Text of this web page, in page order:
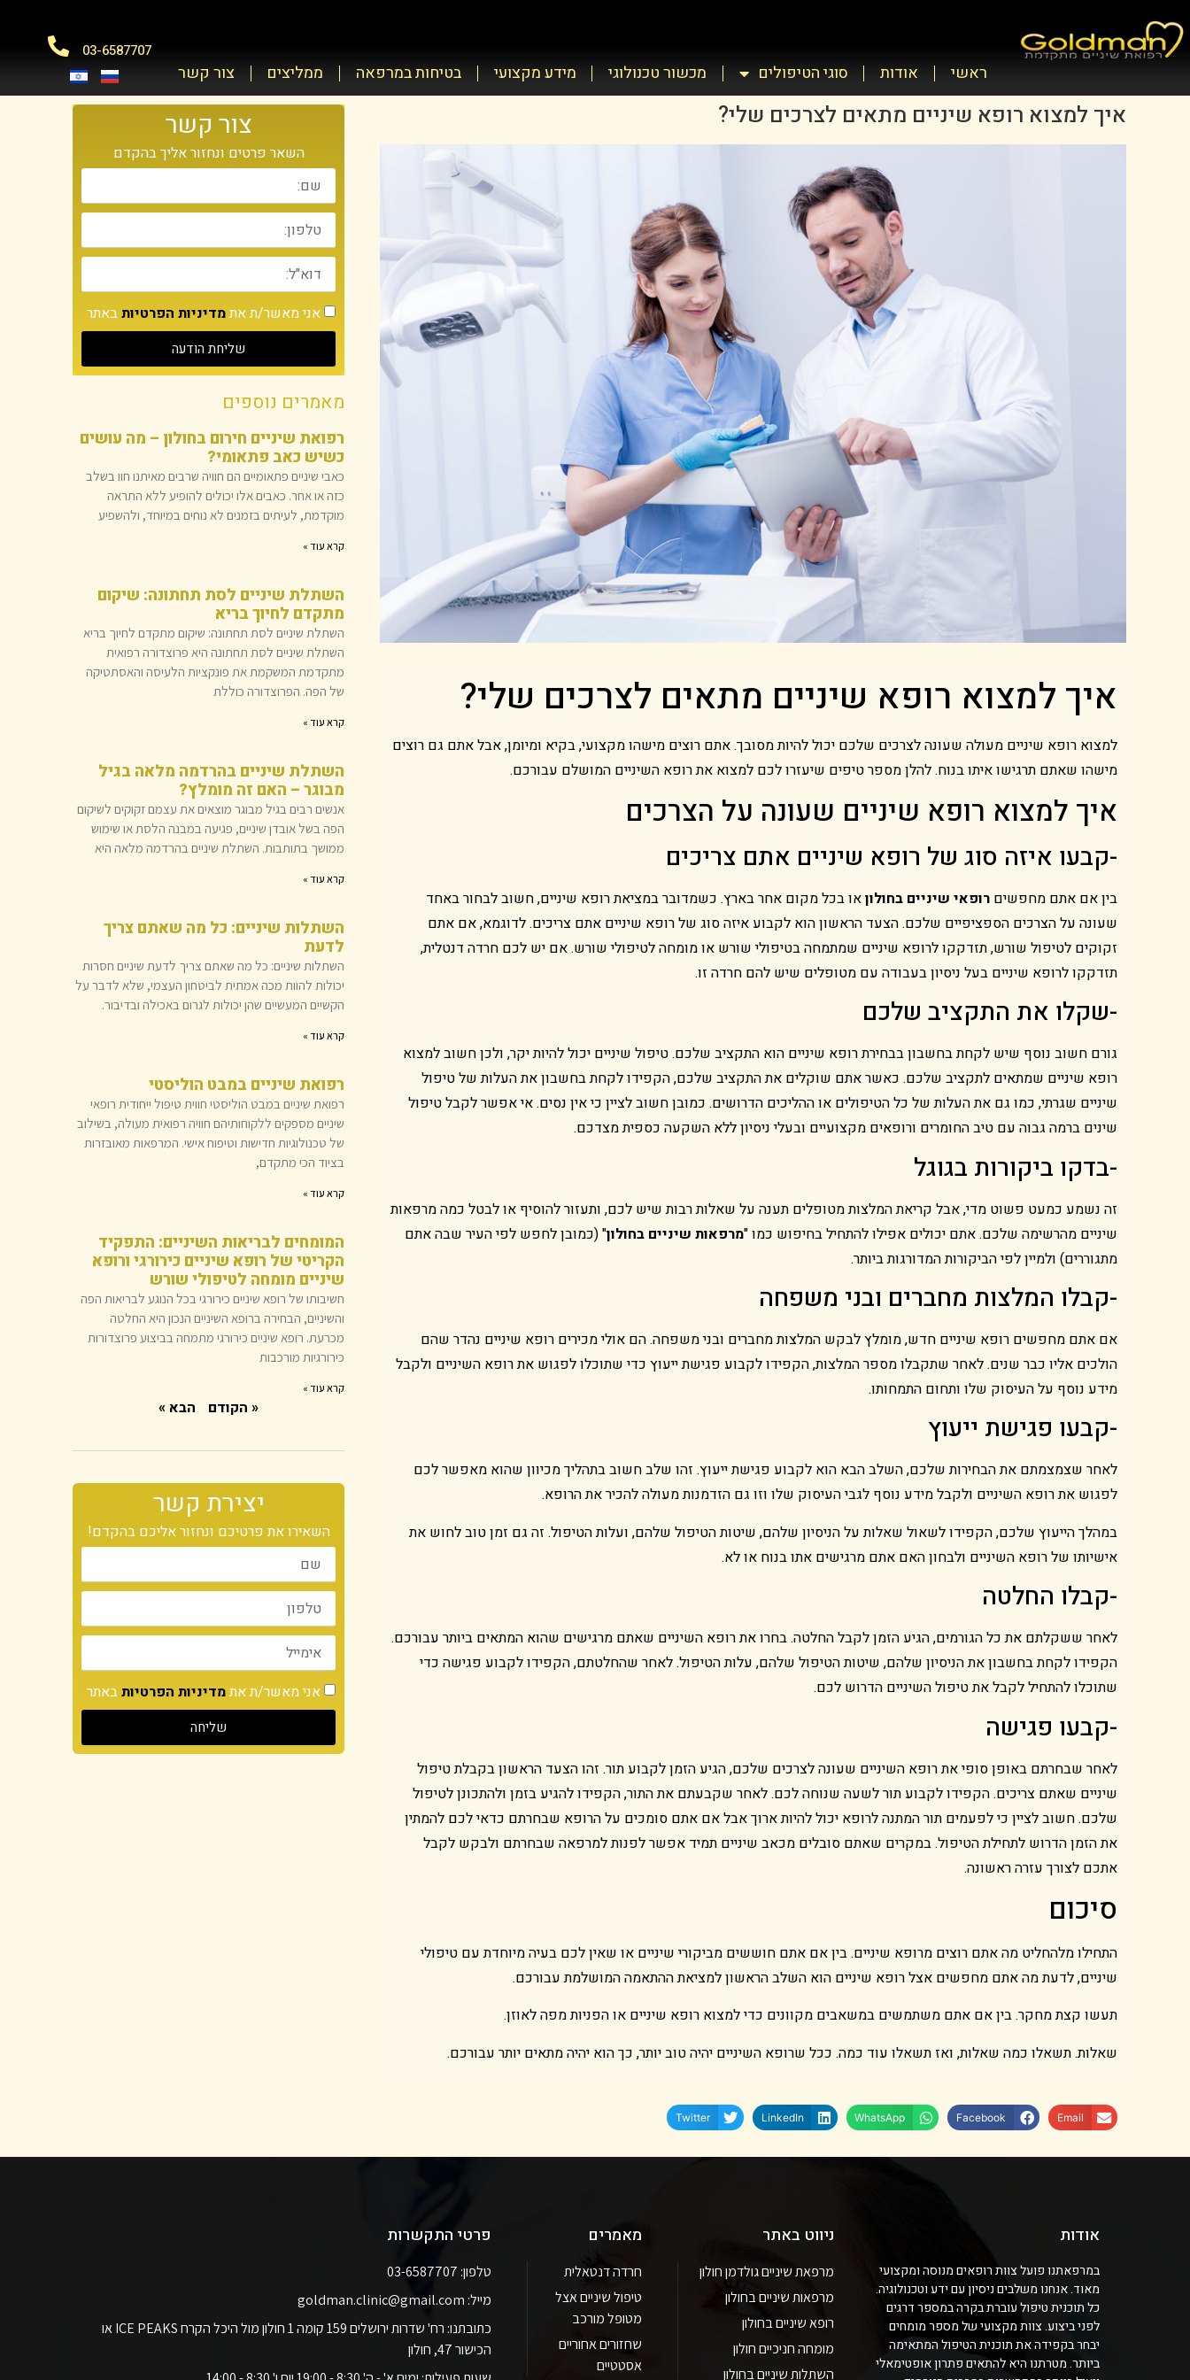
ראשי אודות סוגי הטיפולים מכשור טכנולוגי מידע מקצועי בטיחות במרפאה ממליצים צור קשר
03-6587707
איך למצוא רופא שיניים מתאים לצרכים שלי?
איך למצוא רופא שיניים מתאים לצרכים שלי?
למצוא רופא שיניים מעולה שעונה לצרכים שלכם יכול להיות מסובך. אתם רוצים מישהו מקצועי, בקיא ומיומן, אבל אתם גם רוצים
מישהו שאתם תרגישו איתו בנוח. להלן מספר טיפים שיעזרו לכם למצוא את רופא השיניים המושלם עבורכם.
איך למצוא רופא שיניים שעונה על הצרכים
-קבעו איזה סוג של רופא שיניים אתם צריכים
בין אם אתם מחפשים רופאי שיניים בחולוןאו בכל מקום אחר בארץ. כשמדובר במציאת רופא שיניים, חשוב לבחור באחד
שעונה על הצרכים הספציפיים שלכם. הצעד הראשון הוא לקבוע איזה סוג של רופא שיניים אתם צריכים. לדוגמא, אם אתם
זקוקים לטיפול שורש, תזדקקו לרופא שיניים שמתמחה בטיפולי שורש או מומחה לטיפולי שורש. אם יש לכם חרדה דנטלית,
תזדקקו לרופא שיניים בעל ניסיון בעבודה עם מטופלים שיש להם חרדה זו.
-שקלו את התקציב שלכם
גורם חשוב נוסף שיש לקחת בחשבון בבחירת רופא שיניים הוא התקציב שלכם. טיפול שיניים יכול להיות יקר, ולכן חשוב למצוא
רופא שיניים שמתאים לתקציב שלכם. כאשר אתם שוקלים את התקציב שלכם, הקפידו לקחת בחשבון את העלות של טיפול
שיניים שגרתי, כמו גם את העלות של כל הטיפולים או ההליכים הדרושים. כמובן חשוב לציין כי אין נסים. אי אפשר לקבל טיפול
שינים ברמה גבוה עם טיב החומרים ורופאים מקצועיים ובעלי ניסיון ללא השקעה כספית מצדכם.
-בדקו ביקורות בגוגל
זה נשמע כמעט פשוט מדי, אבל קריאת המלצות מטופלים תענה על שאלות רבות שיש לכם, ותעזור להוסיף או לבטל כמה מרפאות
שיניים מהרשימה שלכם. אתם יכולים אפילו להתחיל בחיפוש כמו "מרפאות שיניים בחולון" (כמובן לחפש לפי העיר שבה אתם
מתגוררים) ולמיין לפי הביקורות המדורגות ביותר.
-קבלו המלצות מחברים ובני משפחה
אם אתם מחפשים רופא שיניים חדש, מומלץ לבקש המלצות מחברים ובני משפחה. הם אולי מכירים רופא שיניים נהדר שהם
הולכים אליו כבר שנים. לאחר שתקבלו מספר המלצות, הקפידו לקבוע פגישת ייעוץ כדי שתוכלו לפגוש את רופא השיניים ולקבל
מידע נוסף על העיסוק שלו ותחום התמחותו.
-קבעו פגישת ייעוץ
לאחר שצמצמתם את הבחירות שלכם, השלב הבא הוא לקבוע פגישת ייעוץ. זהו שלב חשוב בתהליך מכיוון שהוא מאפשר לכם
לפגוש את רופא השיניים ולקבל מידע נוסף לגבי העיסוק שלו וזו גם הזדמנות מעולה להכיר את הרופא.
במהלך הייעוץ שלכם, הקפידו לשאול שאלות על הניסיון שלהם, שיטות הטיפול שלהם, ועלות הטיפול. זה גם זמן טוב לחוש את
אישיותו של רופא השיניים ולבחון האם אתם מרגישים אתו בנוח או לא.
-קבלו החלטה
לאחר ששקלתם את כל הגורמים, הגיע הזמן לקבל החלטה. בחרו את רופא השיניים שאתם מרגישים שהוא המתאים ביותר עבורכם.
הקפידו לקחת בחשבון את הניסיון שלהם, שיטות הטיפול שלהם, עלות הטיפול. לאחר שהחלטתם, הקפידו לקבוע פגישה כדי
שתוכלו להתחיל לקבל את טיפול השיניים הדרוש לכם.
-קבעו פגישה
לאחר שבחרתם באופן סופי את רופא השיניים שעונה לצרכים שלכם, הגיע הזמן לקבוע תור. זהו הצעד הראשון בקבלת טיפול
שיניים שאתם צריכים. הקפידו לקבוע תור לשעה שנוחה לכם. לאחר שקבעתם את התור, הקפידו להגיע בזמן ולהתכונן לטיפול
שלכם. חשוב לציין כי לפעמים תור המתנה לרופא יכול להיות ארוך אבל אם אתם סומכים על הרופא שבחרתם כדאי לכם להמתין
את הזמן הדרוש לתחילת הטיפול. במקרים שאתם סובלים מכאב שיניים תמיד אפשר לפנות למרפאה שבחרתם ולבקש לקבל
אתכם לצורך עזרה ראשונה.
סיכום
התחילו מלהחליט מה אתם רוצים מרופא שיניים. בין אם אתם חוששים מביקורי שיניים או שאין לכם בעיה מיוחדת עם טיפולי
שיניים, לדעת מה אתם מחפשים אצל רופא שיניים הוא השלב הראשון למציאת ההתאמה המושלמת עבורכם.
תעשו קצת מחקר. בין אם אתם משתמשים במשאבים מקוונים כדי למצוא רופא שיניים או הפניות מפה לאוזן.
שאלות. תשאלו כמה שאלות, ואז תשאלו עוד כמה. ככל שרופא השיניים יהיה טוב יותר, כך הוא יהיה מתאים יותר עבורכם.
Email
Facebook
WhatsApp
LinkedIn
Twitter
צור קשר
השאר פרטים ונחזור אליך בהקדם
אני מאשר/ת אתמדיניות הפרטיותבאתר
שליחת הודעה
מאמרים נוספים
רפואת שיניים חירום בחולון – מה עושים
כשיש כאב פתאומי?
כאבי שיניים פתאומיים הם חוויה שרבים מאיתנו חוו בשלב
כזה או אחר. כאבים אלו יכולים להופיע ללא התראה
מוקדמת, לעיתים בזמנים לא נוחים במיוחד, ולהשפיע
קרא עוד »
השתלת שיניים לסת תחתונה: שיקום
מתקדם לחיוך בריא
השתלת שיניים לסת תחתונה: שיקום מתקדם לחיוך בריא
השתלת שיניים לסת תחתונה היא פרוצדורה רפואית
מתקדמת המשקמת את פונקציות הלעיסה והאסתטיקה
של הפה. הפרוצדורה כוללת
קרא עוד »
השתלת שיניים בהרדמה מלאה בגיל
מבוגר – האם זה מומלץ?
אנשים רבים בגיל מבוגר מוצאים את עצמם זקוקים לשיקום
הפה בשל אובדן שיניים, פגיעה במבנה הלסת או שימוש
ממושך בתותבות. השתלת שיניים בהרדמה מלאה היא
קרא עוד »
השתלות שיניים: כל מה שאתם צריך
לדעת
השתלות שיניים: כל מה שאתם צריך לדעת שיניים חסרות
יכולות להוות מכה אמתית לביטחון העצמי, שלא לדבר על
הקשיים המעשיים שהן יכולות לגרום באכילה ובדיבור.
קרא עוד »
רפואת שיניים במבט הוליסטי
רפואת שיניים במבט הוליסטי חווית טיפול ייחודית רופאי
שיניים מספקים ללקוחותיהם חוויה רפואית מעולה, בשילוב
של טכנולוגיות חדישות וטיפוח אישי. המרפאות מאובזרות
בציוד הכי מתקדם,
קרא עוד »
המומחים לבריאות השיניים: התפקיד
הקריטי של רופא שיניים כירורגי ורופא
שיניים מומחה לטיפולי שורש
חשיבותו של רופא שיניים כירורגי בכל הנוגע לבריאות הפה
והשיניים, הבחירה ברופא השיניים הנכון היא החלטה
מכרעת. רופא שיניים כירורגי מתמחה בביצוע פרוצדורות
כירורגיות מורכבות
קרא עוד »
« הקודם הבא »
יצירת קשר
השאירו את פרטיכם ונחזור אליכם בהקדם!
אני מאשר/ת אתמדיניות הפרטיותבאתר
שליחה
אודות
במרפאתנו פועל צוות רופאים מנוסה ומקצועי
מאוד. אנחנו משלבים ניסיון עם ידע וטכנולוגיה.
כל תוכנית טיפול עוברת בקרה במספר דרגים
לפני ביצוע. צוות מקצועי של מספר מומחים
יבחר בקפידה את תוכנית הטיפול המתאימה
ביותר. מטרתנו היא להתאים פתרון אופטימאלי
ניווט באתר
מרפאת שיניים גולדמן חולון
מרפאות שיניים בחולון
רופא שיניים בחולון
מומחה חניכיים חולון
השתלות שיניים בחולון
מאמרים
חרדה דנטאלית
טיפול שיניים אצל
מטופל מורכב
שחזורים אחוריים
אסטטיים
פרטי התקשרות
טלפון: 03-6587707
מייל: goldman.clinic@gmail.com
כתובתנו: רח' שדרות ירושלים 159 קומה 1 חולון מול היכל הקרח ICE PEAKS או
הכישור 47, חולון